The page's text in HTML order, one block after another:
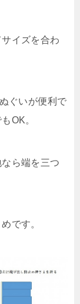
イズを合わ
ぐいが便利で
OK。
ら端を三つ
です。